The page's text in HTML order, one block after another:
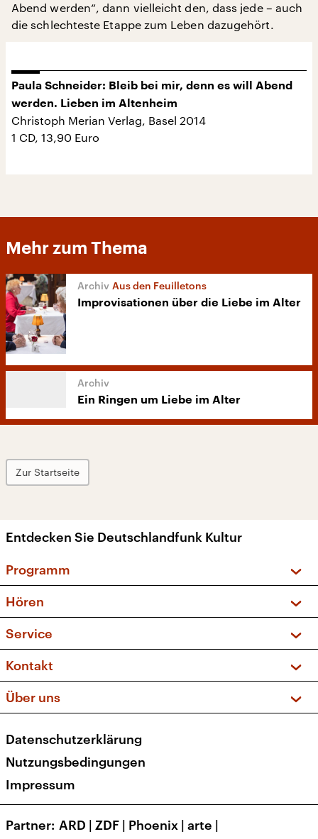
Abend werden“, dann vielleicht den, dass jede – auch
die schlechteste Etappe zum Leben dazugehört.
Paula Schneider: Bleib bei mir, denn es will Abend
werden. Lieben im Altenheim
Christoph Merian Verlag, Basel 2014
1 CD, 13,90 Euro
Mehr zum Thema
Aus den Feuilletons
Improvisationen über die Liebe im Alter
Ein Ringen um Liebe im Alter
Zur Startseite
Entdecken Sie Deutschlandfunk Kultur
Programm
Sendungen und Podcasts
Musikliste
Kakadu – Das Kinderprogramm
Hören
Frequenzen (UKW + DAB+)
Service
FAQ
Apps
Newsletter
Veranstaltungen
Kontakt
Social Media
Über uns
Presse
Karriere
Transparenz
Datenschutzerklärung
Nutzungsbedingungen
Impressum
Partner ARD | ZDF | Phoenix | arte |